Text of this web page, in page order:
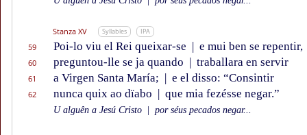
Stanza XV Syllables IPA
59 Poi-lo viu el Rei queixar-se | e mui ben se repentir,
60 preguntou-lle se ja quando | traballara en servir
61 a Virgen Santa María; | e el disso: “Consintir
62 nunca quix ao dïabo | que mia fezésse negar.”
U alguên a Jesú Cristo por séus pecados negar...